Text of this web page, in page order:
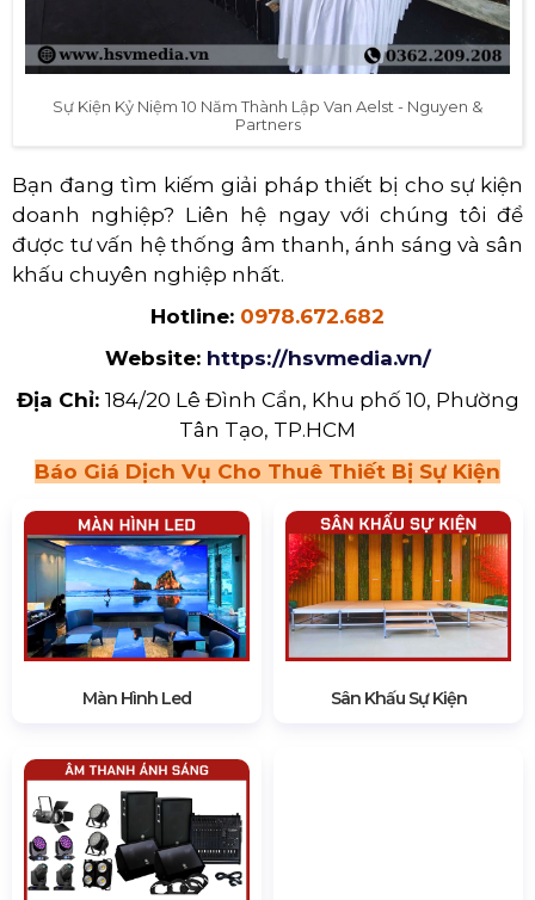
Sự Kiện Kỷ Niệm 10 Năm Thành Lập Van Aelst - Nguyen &
Partners
Bạn đang tìm kiếm giải pháp thiết bị cho sự kiện
doanh nghiệp? Liên hệ ngay với chúng tôi để
được tư vấn hệ thống âm thanh, ánh sáng và sân
khấu chuyên nghiệp nhất.
Hotline: 0978.672.682
Website: https://hsvmedia.vn/
Địa Chỉ: 184/20 Lê Đình Cẩn, Khu phố 10, Phường
Tân Tạo, TP.HCM
Báo Giá Dịch Vụ Cho Thuê Thiết Bị Sự Kiện
Màn Hình Led Sân Khấu Sự Kiện